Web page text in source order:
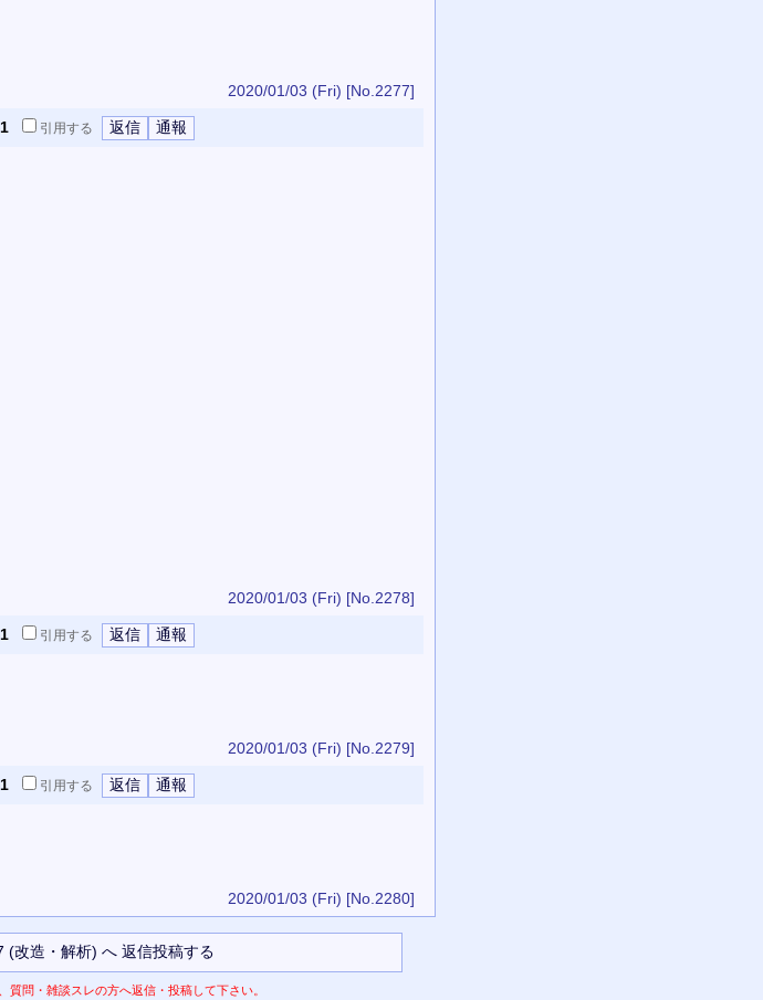
2020/01/03 (Fri) [No.2277]
引用する
2020/01/03 (Fri) [No.2278]
引用する
2020/01/03 (Fri) [No.2279]
引用する
2020/01/03 (Fri) [No.2280]
問・雑談スレの方へ返信・投稿して下さい。